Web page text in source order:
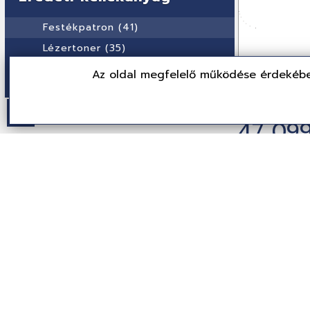
Az oldal megfelelő működése
Festékpatron (41)
Lézertoner (35)
Contact Számítástechnika DeepCool
47